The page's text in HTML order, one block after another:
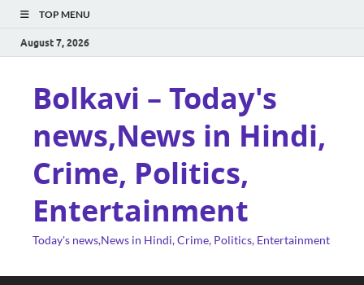
TOP MENU
August 7, 2026
Bolkavi – Today's
news,News in Hindi,
Crime, Politics,
Entertainment
Today's news,News in Hindi, Crime, Politics, Entertainment